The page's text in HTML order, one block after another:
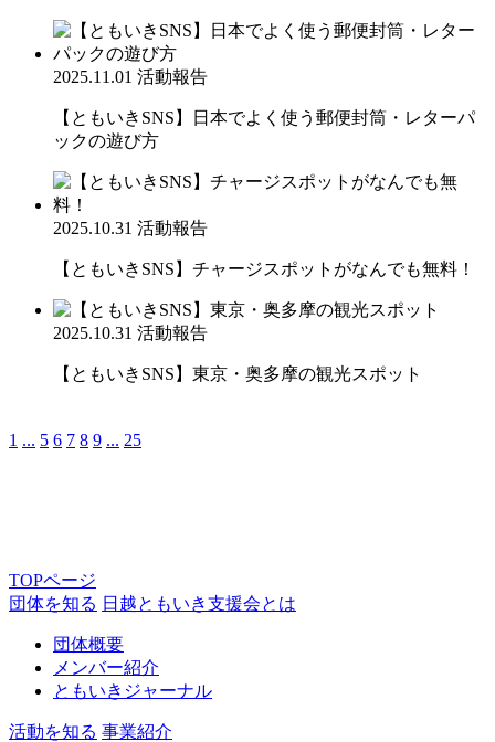
2025.11.01 活動報告
【ともいきSNS】日本でよく使う郵便封筒・レターパ
ックの遊び方
2025.10.31 活動報告
【ともいきSNS】チャージスポットがなんでも無料！
2025.10.31 活動報告
【ともいきSNS】東京・奥多摩の観光スポット
1 ... 5 6 7 8 9 ... 25
TOPページ
団体を知る 日越ともいき支援会とは
団体概要
メンバー紹介
ともいきジャーナル
活動を知る 事業紹介